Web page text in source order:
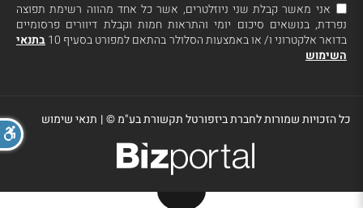
אני מאשר קבלת שני ניוזלטרים, אשר כל אחד מהווה רשימת תפוצה
נפרדת, בנושאים סיכום יומי והתראות חמות וקבלת דיוורים פרסומיים
בדואר אלקטרוני ו/ או באמצעות הסלולר בהתאם למפורט בסעיף 10
בתנאי
השימוש
כל הזכויות שמורות לחברת ביזפורטל תקשורת בע"מ ©| תנאי שימוש